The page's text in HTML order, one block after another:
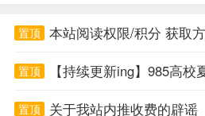
置顶 本站阅读权限/积分 获取
置顶 【持续更新ing】985高校夏
置顶 关于我站内推收费的辟谣